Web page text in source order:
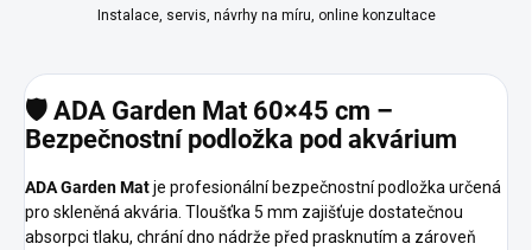
Instalace, servis, návrhy na míru, online konzultace
🛡️ ADA Garden Mat 60×45 cm –
Bezpečnostní podložka pod akvárium
ADA Garden Matje profesionální bezpečnostní podložka určená
pro skleněná akvária. Tloušťka 5 mm zajišťuje dostatečnou
absorpci tlaku, chrání dno nádrže před prasknutím a zároveň